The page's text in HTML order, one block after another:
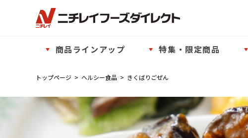
商品ラインアップ 特集・限定商品
トップページ > ヘルシー食品 > きくばりごぜん